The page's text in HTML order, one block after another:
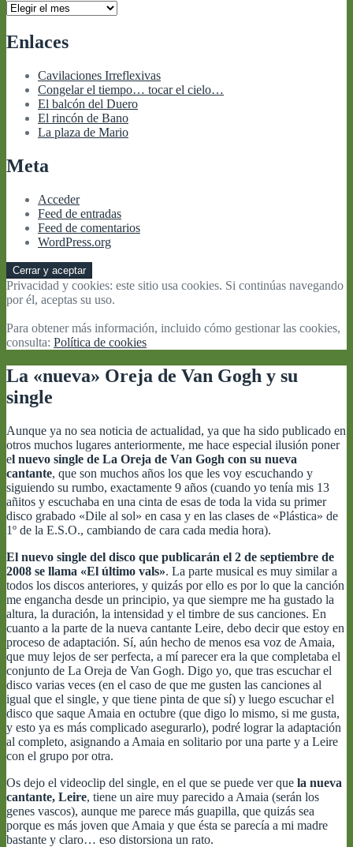
Archivos
Enlaces
Cavilaciones Irreflexivas
Congelar el tiempo… tocar el cielo…
El balcón del Duero
El rincón de Bano
La plaza de Mario
Meta
Acceder
Feed de entradas
Feed de comentarios
WordPress.org
Privacidad y cookies: este sitio usa cookies. Si continúas navegando
por él, aceptas su uso.
Para obtener más información, incluido cómo gestionar las cookies,
consulta: Política de cookies
La «nueva» Oreja de Van Gogh y su
single
Aunque ya no sea noticia de actualidad, ya que ha sido publicado en
otros muchos lugares anteriormente, me hace especial ilusión poner
el nuevo single de La Oreja de Van Gogh con su nueva
cantante, que son muchos años los que les voy escuchando y
siguiendo su rumbo, exactamente 9 años (cuando yo tenía mis 13
añitos y escuchaba en una cinta de esas de toda la vida su primer
disco grabado «Dile al sol» en casa y en las clases de «Plástica» de
1º de la E.S.O., cambiando de cara cada media hora).
El nuevo single del disco que publicarán el 2 de septiembre de
2008 se llama «El último vals». La parte musical es muy similar a
todos los discos anteriores, y quizás por ello es por lo que la canción
me engancha desde un principio, ya que siempre me ha gustado la
altura, la duración, la intensidad y el timbre de sus canciones. En
cuanto a la parte de la nueva cantante Leire, debo decir que estoy en
proceso de adaptación. Sí, aún hecho de menos esa voz de Amaia,
que muy lejos de ser perfecta, a mí parecer era la que completaba el
conjunto de La Oreja de Van Gogh. Digo yo, que tras escuchar el
disco varias veces (en el caso de que me gusten las canciones al
igual que el single, y que tiene pinta de que sí) y luego escuchar el
disco que saque Amaia en octubre (que digo lo mismo, si me gusta,
y esto ya es más complicado asegurarlo), podré lograr la adaptación
al completo, asignando a Amaia en solitario por una parte y a Leire
con el grupo por otra.
Os dejo el videoclip del single, en el que se puede ver que la nueva
cantante, Leire, tiene un aire muy parecido a Amaia (serán los
genes vascos), aunque me parece más guapilla, que quizás sea
porque es más joven que Amaia y que ésta se parecía a mi madre
bastante y claro… eso distorsiona un rato.